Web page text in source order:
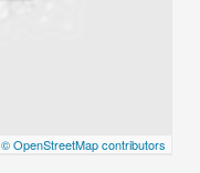
© OpenStreetMap contributors